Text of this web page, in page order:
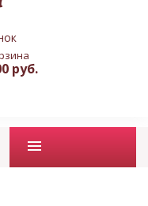
руб.
Промо товары